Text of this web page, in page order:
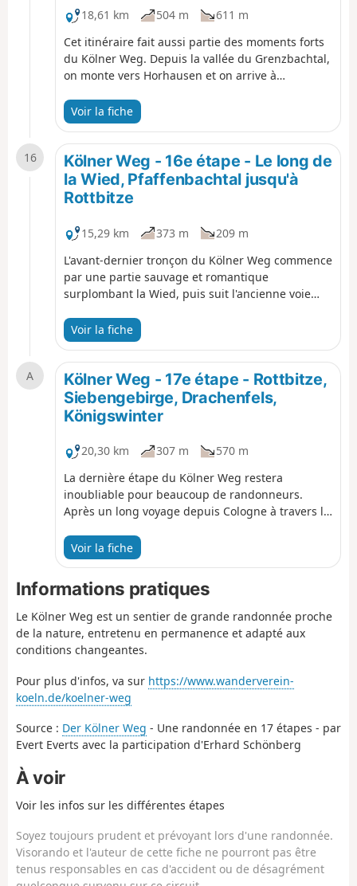
18,61 km 504 m
611 m
Cet itinéraire fait aussi partie des moments forts
du Kölner Weg. Depuis la vallée du Grenzbachtal,
on monte vers Horhausen et on arrive à
mines, l'Otto-Stollen et la Friedrich-Wilhelm-
Grube. Plus tard, au-dessus de Niedersteinebach,
on arrive à un super point de vue et on marche à
travers les bois en passant devant un chêne
légendaire jusqu'à Peterslahr. On visite le
monastère d'Ehrenstein, on traverse la Wied, on
passe par la Metteshahner Schweiz, on arrive au
Bertenauer Kopf et enfin à Neustadt.
Voir la fiche
16
Kölner Weg - 16e étape - Le long de
la Wied, Pfaffenbachtal jusqu'à
Rottbitze
15,29 km 373 m
209 m
L'avant-dernier tronçon du Kölner Weg commence
par une partie sauvage et romantique
surplombant la Wied, puis suit l'ancienne voie
on monte jusqu'à Rüddel, où on peut profiter
d'une belle vue. Plus tard, on descend en pente
raide vers Hammerhof et continue à travers la
vallée du Pfaffenbach. En longeant le
Windhagenerbach, on arrive à Windhagen avec
sa belle église Saint-Barthélemy. La balade se
termine à Rottbitze.
Voir la fiche
A
Kölner Weg - 17e étape - Rottbitze,
Siebengebirge, Drachenfels,
Königswinter
20,30 km 307 m
570 m
La dernière étape du Kölner Weg restera
inoubliable pour beaucoup de randonneurs.
Après un long voyage depuis Cologne à travers le
mène au Himmerich, qui nous offre des vues
magnifiques. Ensuite, le chemin approche de ses
dernières étapes, qui sont peut-être les plus
belles. On parcourt de superbes sentiers
forestiers à travers le Siebengebirge et on peut
faire un détour par le Löwenburg. Pour finir, on
visite le Drachenfels et on marche à travers la
célèbre vallée des rossignols jusqu'à
Königswinter.
Voir la fiche
Informations pratiques
Le Kölner Weg est un sentier de grande randonnée proche
de la nature, entretenu en permanence et adapté aux
conditions changeantes.
Pour plus d'infos, va sur https://www.wanderverein-
koeln.de/koelner-weg
Source : Der Kölner Weg - Une randonnée en 17 étapes - par
Evert Everts avec la participation d'Erhard Schönberg
À voir
Voir les infos sur les différentes étapes
Soyez toujours prudent et prévoyant lors d'une randonnée.
Visorando et l'auteur de cette fiche ne pourront pas être
tenus responsables en cas d'accident ou de désagrément